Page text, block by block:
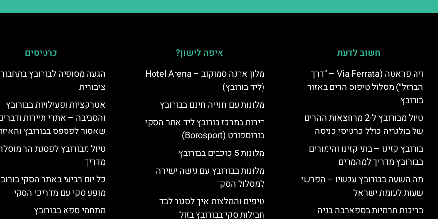
חשוב לדעת
ויה פראטה (Via Ferrata – "דרך
הברזל") מסלול טיפוס הרים באזור
בורובץ
טיול מבורובץ ל-2 מרחצאות ההרים
של בולגריה כולל כרטיסי כניסה
בורובץ קזינו – בתי קזינו והימורים
בבורובץ מדריך למהמרים
מה השעה בבורובץ עכשיו – הפרשי
שעות לעומת ישראל
בריכות תרמיות בספארבה בניה
איפה לישון?
מלון ארנה סמוקוב – Hotel Arena
(ליד בורובץ)
מלונות עם חנייה חינם בבורובץ
דירות במרכז בורובץ ליד אתר הסקי
בורוספורט (Borosport)
מלונות 5 כוכבים בבורובץ
מלונות בבורובץ עם גישה ישירה
למסלול הסקי
טיפים והמלצות איך לסגור לבד
חבילות סקי בבורובץ בזול
כרטיסים
הגעה מסופיה לבורובץ
ציבורית
אטרקציות ופעילויות בבורובץ
והסביבה – אתרי תיירות
שאסור לפספס בבורובץ
טיול מבורובץ לפסגת הר
מדריך
כל יום רביעי באתר הסקי
מופע סקי עם מדריכי הסקי
מתחמי ספא בבורובץ